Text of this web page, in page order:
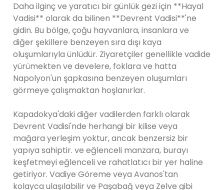
Daha ilginç ve yaratıcı bir günlük gezi için **Hayal
Vadisi** olarak da bilinen **Devrent Vadisi**'ne
gidin. Bu bölge, çoğu hayvanlara, insanlara ve
diğer şekillere benzeyen sıra dışı kaya
oluşumlarıyla ünlüdür. Ziyaretçiler genellikle vadide
yürümekten ve develere, foklara ve hatta
Napolyon'un şapkasına benzeyen oluşumları
görmeye çalışmaktan hoşlanırlar.
Kapadokya'daki diğer vadilerden farklı olarak
Devrent Vadisi'nde herhangi bir kilise veya
mağara yerleşim yoktur, ancak benzersiz bir
yapıya sahiptir. ve eğlenceli manzara, burayı
keşfetmeyi eğlenceli ve rahatlatıcı bir yer haline
getiriyor. Vadiye Göreme veya Avanos'tan
kolayca ulaşılabilir ve Paşabağ veya Zelve gibi